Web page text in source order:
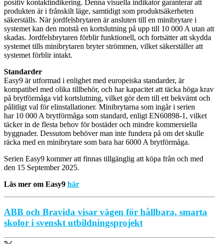
positiv kontaktindikering. Denna visuella indikator garanterar att
produkten är i frånskilt läge, samtidigt som produktsäkerheten
säkerställs. När jordfelsbrytaren är ansluten till en minibrytare i
systemet kan den motstå en kortslutning på upp till 10 000 A utan att
skadas. Jordfelsbrytaren förblir funktionell, och fortsätter att skydda
systemet tills minibrytaren bryter strömmen, vilket säkerställer att
systemet förblir intakt.
Standarder
Easy9 är utformad i enlighet med europeiska standarder, är
kompatibel med olika tillbehör, och har kapacitet att täcka höga krav
på brytförmåga vid kortslutning, vilket gör dem till ett bekvämt och
pålitligt val för elinstallationer. Minibrytarna som ingår i serien
har 10 000 A brytförmåga som standard, enligt EN60898-1, vilket
täcker in de flesta behov för bostäder och mindre kommersiella
byggnader. Dessutom behöver man inte fundera på om det skulle
räcka med en minibrytare som bara har 6000 A brytförmåga.
Serien Easy9 kommer att finnas tillgänglig att köpa från och med
den 15 September 2025.
Läs mer om Easy9 här
ABB och Bravida visar vägen för hållbara, smarta
skolor i svenskt utbildningsprojekt